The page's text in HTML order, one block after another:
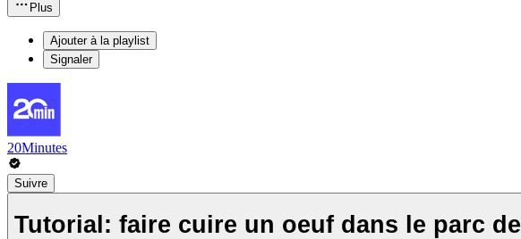
Plus
Ajouter à la playlist
Signaler
20Minutes
Suivre
Tutorial: faire cuire un oeuf dans le parc